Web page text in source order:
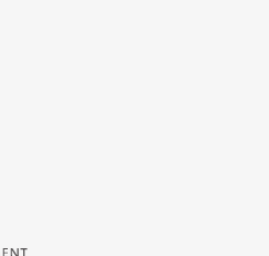
de Luxembourg - Service